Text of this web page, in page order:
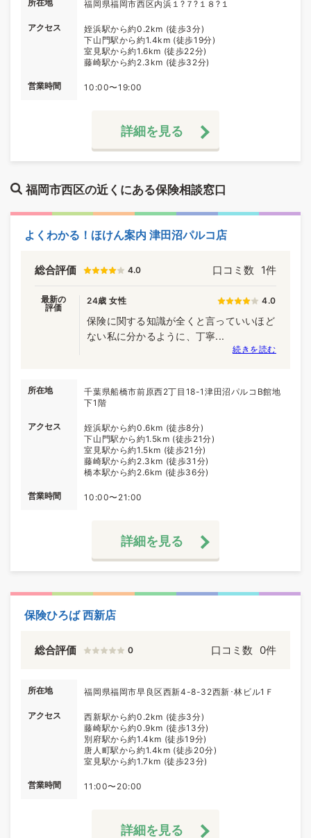
所在地 福岡県福岡市西区内浜１?７?１８?１
アクセス
姪浜駅から約0.2km (徒歩3分)
下山門駅から約1.4km (徒歩19分)
室見駅から約1.6km (徒歩22分)
藤崎駅から約2.3km (徒歩32分)
営業時間 10:00〜19:00
詳細を見る
福岡市西区の近くにある保険相談窓口
よくわかる！ほけん案内 津田沼パルコ店
総合評価 4.0 口コミ数 1件
最新の
評価
24歳 女性 4.0
保険に関する知識が全くと言っていいほど
ない私に分かるように、丁寧...
続きを読む
所在地
千葉県船橋市前原西2丁目18-1津田沼パルコB館地
下1階
アクセス
姪浜駅から約0.6km (徒歩8分)
下山門駅から約1.5km (徒歩21分)
室見駅から約1.5km (徒歩21分)
藤崎駅から約2.3km (徒歩31分)
橋本駅から約2.6km (徒歩36分)
営業時間 10:00〜21:00
詳細を見る
保険ひろば 西新店
総合評価 0 口コミ数 0件
所在地 福岡県福岡市早良区西新4-8-32西新･林ビル1Ｆ
アクセス
西新駅から約0.2km (徒歩3分)
藤崎駅から約0.9km (徒歩13分)
別府駅から約1.4km (徒歩19分)
唐人町駅から約1.4km (徒歩20分)
室見駅から約1.7km (徒歩23分)
営業時間 11:00〜20:00
詳細を見る